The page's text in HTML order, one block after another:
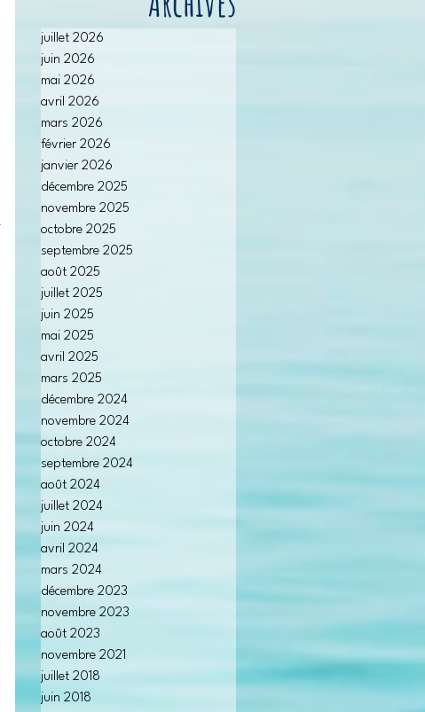
juillet 2026
juin 2026
mai 2026
avril 2026
mars 2026
février 2026
janvier 2026
décembre 2025
novembre 2025
octobre 2025
septembre 2025
août 2025
juillet 2025
juin 2025
mai 2025
avril 2025
mars 2025
décembre 2024
novembre 2024
octobre 2024
septembre 2024
août 2024
juillet 2024
juin 2024
avril 2024
mars 2024
décembre 2023
novembre 2023
août 2023
novembre 2021
juillet 2018
juin 2018